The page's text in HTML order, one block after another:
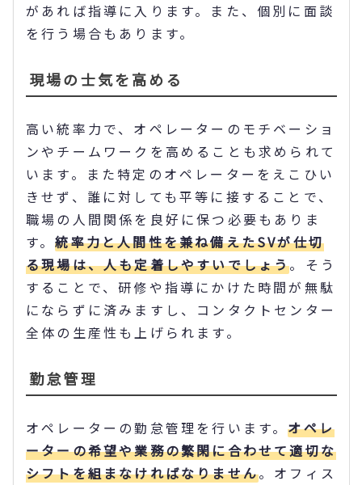
があれば指導に入ります。また、個別に面談
を行う場合もあります。
現場の士気を高める
高い統率力で、オペレーターのモチベーショ
ンやチームワークを高めることも求められて
います。また特定のオペレーターをえこひい
きせず、誰に対しても平等に接することで、
職場の人間関係を良好に保つ必要もありま
す。統率力と人間性を兼ね備えたSVが仕切
る現場は、人も定着しやすいでしょう。そう
することで、研修や指導にかけた時間が無駄
にならずに済みますし、コンタクトセンター
全体の生産性も上げられます。
勤怠管理
オペレーターの勤怠管理を行います。オペレ
ーターの希望や業務の繁閑に合わせて適切な
シフトを組まなければなりません。オフィス